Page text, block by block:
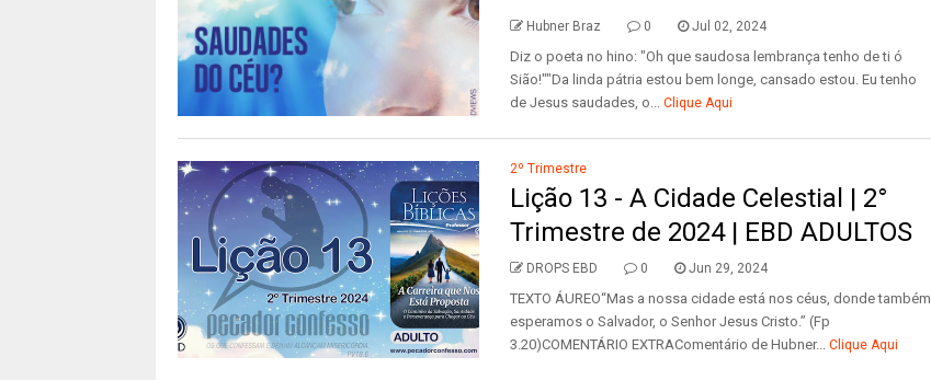
Hubner Braz 0 Jul 02, 2024
Diz o poeta no hino: "Oh que saudosa lembrança tenho de ti ó
Sião!""Da linda pátria estou bem longe, cansado estou. Eu tenho
de Jesus saudades, o... Clique Aqui
2º Trimestre
Lição 13 - A Cidade Celestial | 2°
Trimestre de 2024 | EBD ADULTOS
DROPS EBD 0 Jun 29, 2024
TEXTO ÁUREO“Mas a nossa cidade está nos céus, donde também
esperamos o Salvador, o Senhor Jesus Cristo.” (Fp
3.20)COMENTÁRIO EXTRAComentário de Hubner... Clique Aqui